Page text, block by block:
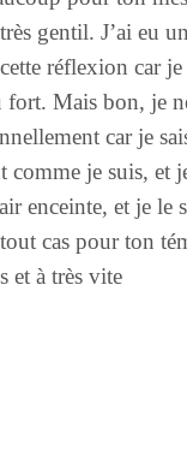
gentil. J’ai eu
réflexion car
fort. Mais bon, je
car je
comme je suis, et
enceinte, et je le
cas pour ton
et à très vite